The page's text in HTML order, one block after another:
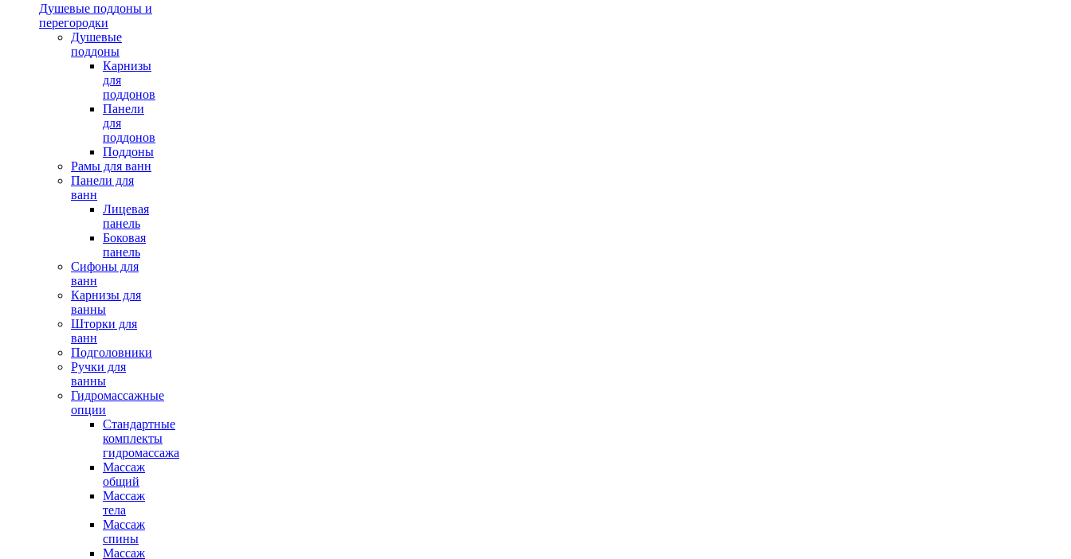
Душевые поддоны и
перегородки
Душевые
поддоны
Карнизы
для
поддонов
Панели
для
поддонов
Поддоны
Рамы для ванн
Панели для
ванн
Лицевая
панель
Боковая
панель
Сифоны для
ванн
Карнизы для
ванны
Шторки для
ванн
Подголовники
Ручки для
ванны
Гидромассажные
опции
Стандартные
комплекты
гидромассажа
Массаж
общий
Массаж
тела
Массаж
спины
Массаж